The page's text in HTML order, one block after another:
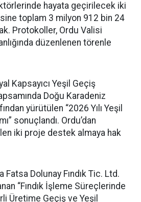
hayata geçirilecek iki
toplam 3 milyon 912 bin 24
Protokoller, Ordu Valisi
düzenlenen törenle
Kapsayıcı Yeşil Geçiş
Doğu Karadeniz
yürütülen “2026 Yılı Yeşil
sonuçlandı. Ordu’dan
iki proje destek almaya hak
Fatsa Dolunay Fındık Tic. Ltd.
“Fındık İşleme Süreçlerinde
Üretime Geçiş ve Yeşil